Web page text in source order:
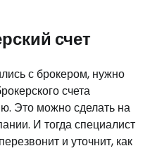
счет
с брокером, нужно
счета
Это можно сделать на
И тогда специалист
и уточнит, как